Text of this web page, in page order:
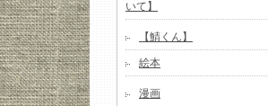
いて】
【鯖くん】
絵本
漫画